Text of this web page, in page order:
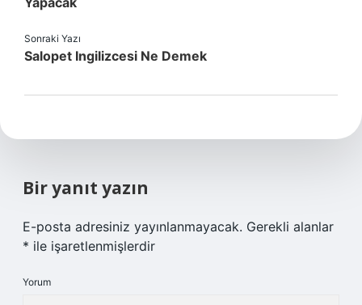
Sonraki Yazı
Salopet Ingilizcesi Ne Demek
Bir yanıt yazın
E-posta adresiniz yayınlanmayacak. Gerekli alanlar
* ile işaretlenmişlerdir
Yorum